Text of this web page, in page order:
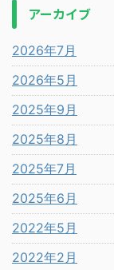
アーカイブ
2026年7月
2026年5月
2025年9月
2025年8月
2025年7月
2025年6月
2022年5月
2022年2月